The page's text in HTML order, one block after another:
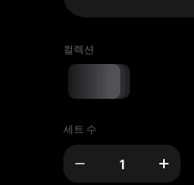
컬렉션
세트 수